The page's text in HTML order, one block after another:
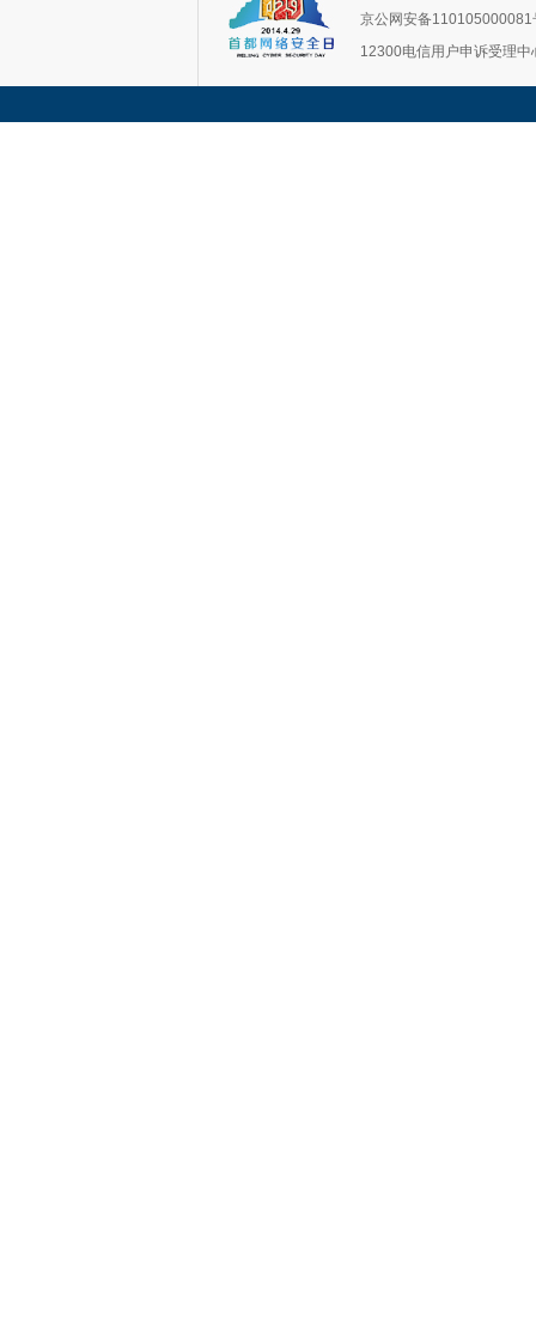
京公网安备110105000081
12300电信用户申诉受理中